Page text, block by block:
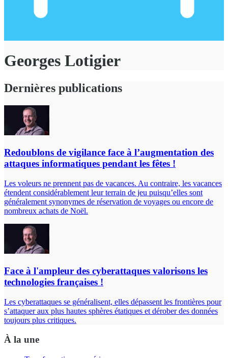
Georges Lotigier
Dernières publications
Redoublons de vigilance face à l’augmentation des
attaques informatiques pendant les fêtes !
Les voleurs ne prennent pas de vacances. Au contraire, les vacances
étendent considérablement leur terrain de jeu puisqu’elles sont
généralement synonymes de réservation de voyages ou encore de
nombreux achats de Noël.
Face à l'ampleur des cyberattaques valorisons les
technologies françaises !
Les cyberattaques se généralisent, elles dépassent les frontières pour
s’attaquer aux plus hautes sphères étatiques et dérober des données
toujours plus critiques.
À la une